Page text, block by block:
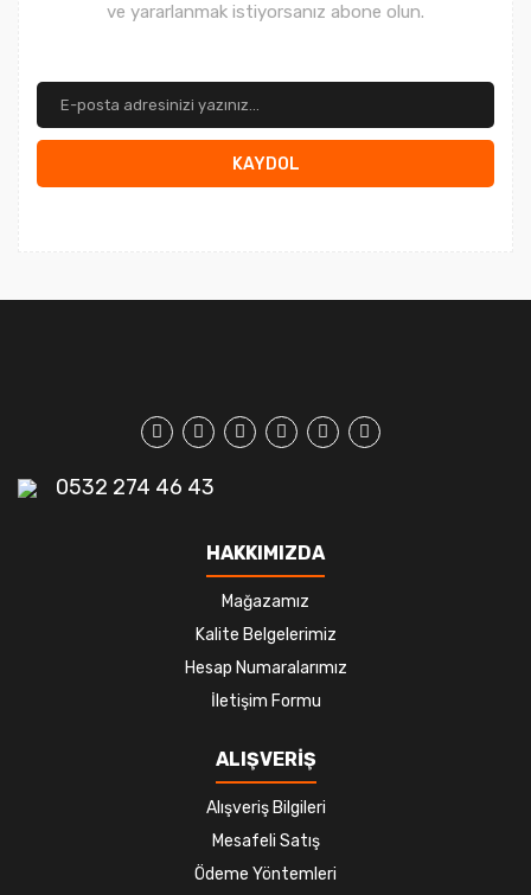
ve yararlanmak istiyorsanız abone olun.
KAYDOL
0532 274 46 43
HAKKIMIZDA
Mağazamız
Kalite Belgelerimiz
Hesap Numaralarımız
İletişim Formu
ALIŞVERİŞ
Alışveriş Bilgileri
Mesafeli Satış
Ödeme Yöntemleri